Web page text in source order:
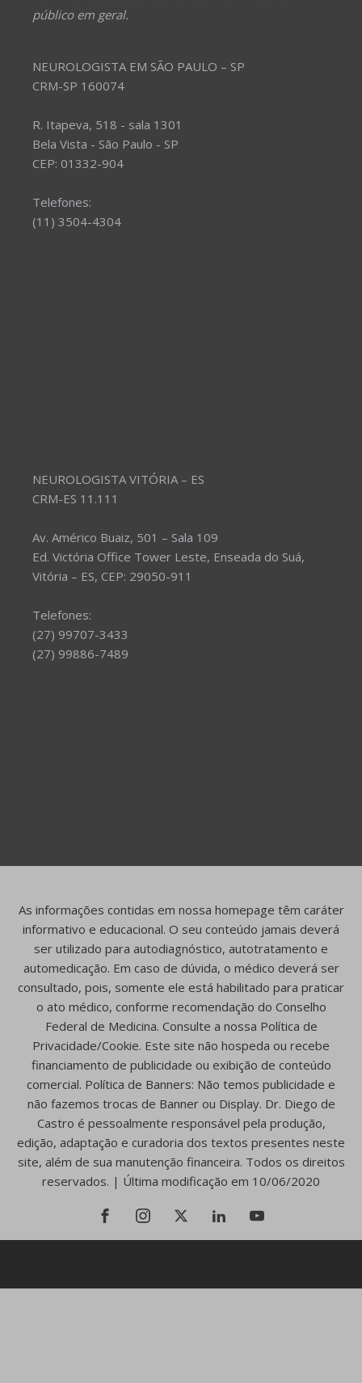
público em geral.
NEUROLOGISTA EM SÃO PAULO – SP
CRM-SP 160074
R. Itapeva, 518 - sala 1301
Bela Vista - São Paulo - SP
CEP: 01332-904
Telefones:
(11) 3504-4304
NEUROLOGISTA VITÓRIA – ES
CRM-ES 11.111
Av. Américo Buaiz, 501 – Sala 109
Ed. Victória Office Tower Leste, Enseada do Suá,
Vitória – ES, CEP: 29050-911
Telefones:
(27) 99707-3433
(27) 99886-7489
As informações contidas em nossa homepage têm caráter
informativo e educacional. O seu conteúdo jamais deverá
ser utilizado para autodiagnóstico, autotratamento e
automedicação. Em caso de dúvida, o médico deverá ser
consultado, pois, somente ele está habilitado para praticar
o ato médico, conforme recomendação do Conselho
Federal de Medicina. Consulte a nossa Política de
Privacidade/Cookie. Este site não hospeda ou recebe
financiamento de publicidade ou exibição de conteúdo
comercial. Política de Banners: Não temos publicidade e
não fazemos trocas de Banner ou Display. Dr. Diego de
Castro é pessoalmente responsável pela produção,
edição, adaptação e curadoria dos textos presentes neste
site, além de sua manutenção financeira. Todos os direitos
reservados. | Última modificação em 10/06/2020